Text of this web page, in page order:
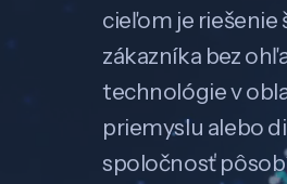
cieľom je
zákazníka bez
technológie v
priemyslu alebo
spoločnosť